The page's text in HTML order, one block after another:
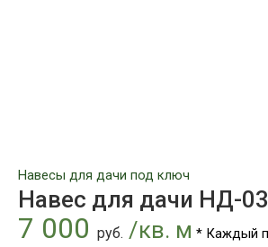
Навесы для дачи под ключ
Навес для дачи НД-
7 000 руб. /кв. м * Каждый